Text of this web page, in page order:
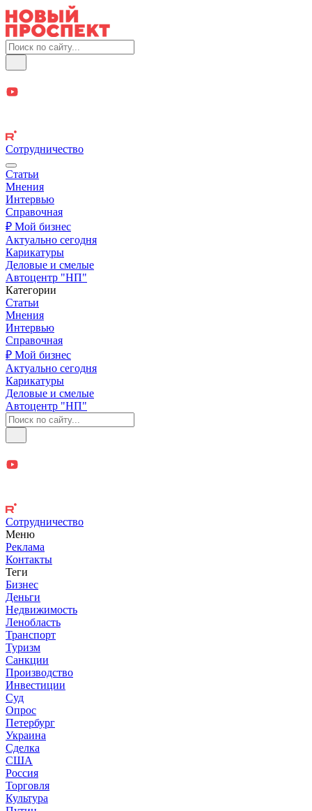
Сотрудничество
Статьи
Мнения
Интервью
Справочная
₽ Мой бизнес
Актуально сегодня
Карикатуры
Деловые и смелые
Автоцентр "НП"
Категории
Статьи
Мнения
Интервью
Справочная
₽ Мой бизнес
Актуально сегодня
Карикатуры
Деловые и смелые
Автоцентр "НП"
Сотрудничество
Меню
Реклама
Контакты
Теги
Бизнес
Деньги
Недвижимость
Ленобласть
Транспорт
Туризм
Санкции
Производство
Инвестиции
Суд
Опрос
Петербург
Украина
Сделка
США
Россия
Торговля
Культура